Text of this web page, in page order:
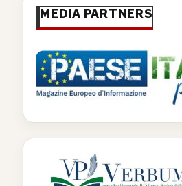
MEDIA PARTNERS